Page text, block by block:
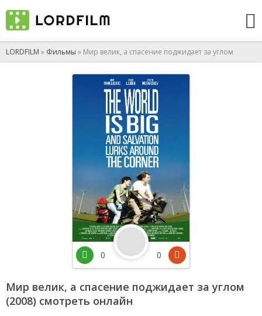
LORDFILM » Фильмы » Мир велик, а спасение поджидает за углом
Мир велик, а спасение поджидает за углом
(2008) смотреть онлайн
0 0